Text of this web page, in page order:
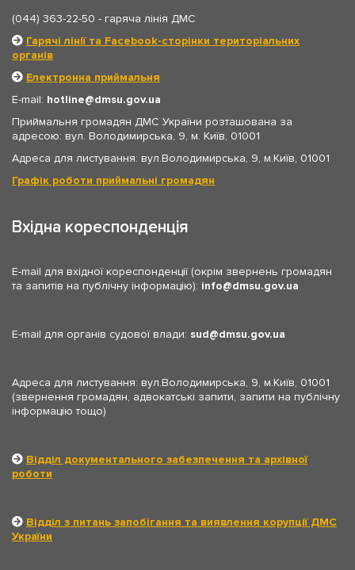
(044) 363-22-50 - гаряча лінія ДМС
Гарячі лінії та Facebook-сторінки територіальних
органів
Електронна приймальня
E-mail: hotline
dmsu.gov.ua
Приймальня громадян ДМС України розташована за
адресою: вул. Володимирська, 9, м. Київ, 01001
Адреса для листування: вул.Володимирська, 9, м.Київ, 01001
Графік роботи приймальні громадян
Вхідна кореспонденція
E-mail для вхідної кореспонденції (окрім звернень громадян
та запитів на публічну інформацію): info dmsu.gov.ua
E-mail для органів судової влади: sud dmsu.gov.ua
Адреса для листування: вул.Володимирська, 9, м.Київ, 01001
(звернення громадян, адвокатські запити, запити на публічну
інформацію тощо)
Відділ документального забезпечення та архівної
роботи
Відділ з питань запобігання та виявлення корупції ДМС
України